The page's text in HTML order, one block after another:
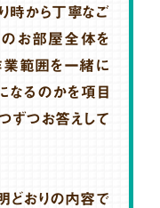
時から丁寧なご
お部屋全体を
業範囲を一緒に
なるのかを項目
ずつお答えして
どおりの内容で